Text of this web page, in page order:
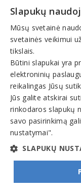
Klaipėdoje.
Visada
švieži
ir
gardūs
pyragai,
bandelės.
Tortai
pagal
užsakymą.
Pasimėgaukite
arbatos
arba
kavos
puodeliu
kartu
šviežiais
Slapukų
Mūsų svetainė
svetainės veikimui
tikslais.
Būtini slapukai yra
elektroninių
reikalingas Jūsų
Jūs galite atskirai
rinkodaros slapukų
savo pasirinkimą
nustatymai".
SLAPUKŲ